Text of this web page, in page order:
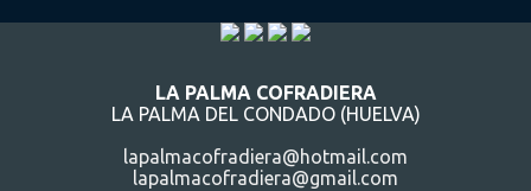
LA PALMA COFRADIERA
LA PALMA DEL CONDADO (HUELVA)
lapalmacofradiera@hotmail.com
lapalmacofradiera@gmail.com